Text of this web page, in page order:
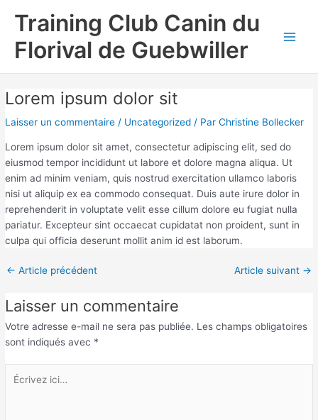
Training Club Canin du
Florival de Guebwiller
Lorem ipsum dolor sit
Laisser un commentaire / Uncategorized / ParChristine Bollecker
Lorem ipsum dolor sit amet, consectetur adipiscing elit, sed do
eiusmod tempor incididunt ut labore et dolore magna aliqua. Ut
enim ad minim veniam, quis nostrud exercitation ullamco laboris
nisi ut aliquip ex ea commodo consequat. Duis aute irure dolor in
reprehenderit in voluptate velit esse cillum dolore eu fugiat nulla
pariatur. Excepteur sint occaecat cupidatat non proident, sunt in
culpa qui officia deserunt mollit anim id est laborum.
← Article précédent Article suivant →
Laisser un commentaire
Votre adresse e-mail ne sera pas publiée. Les champs obligatoires
sont indiqués avec *
Écrivez
ici…